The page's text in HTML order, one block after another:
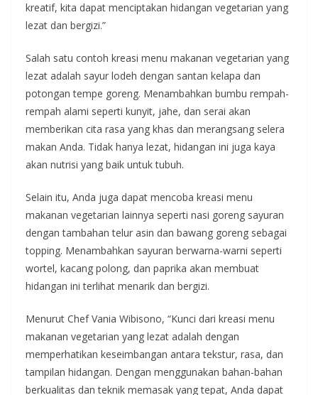
kreatif, kita dapat menciptakan hidangan vegetarian yang
lezat dan bergizi.”
Salah satu contoh kreasi menu makanan vegetarian yang
lezat adalah sayur lodeh dengan santan kelapa dan
potongan tempe goreng. Menambahkan bumbu rempah-
rempah alami seperti kunyit, jahe, dan serai akan
memberikan cita rasa yang khas dan merangsang selera
makan Anda. Tidak hanya lezat, hidangan ini juga kaya
akan nutrisi yang baik untuk tubuh.
Selain itu, Anda juga dapat mencoba kreasi menu
makanan vegetarian lainnya seperti nasi goreng sayuran
dengan tambahan telur asin dan bawang goreng sebagai
topping. Menambahkan sayuran berwarna-warni seperti
wortel, kacang polong, dan paprika akan membuat
hidangan ini terlihat menarik dan bergizi.
Menurut Chef Vania Wibisono, “Kunci dari kreasi menu
makanan vegetarian yang lezat adalah dengan
memperhatikan keseimbangan antara tekstur, rasa, dan
tampilan hidangan. Dengan menggunakan bahan-bahan
berkualitas dan teknik memasak yang tepat, Anda dapat